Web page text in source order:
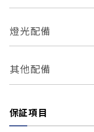
自動停車系統
倒車雷達
無
引擎啟閉系統
燈光配備
感應頭燈
頭燈光源
其他配備
保証項目